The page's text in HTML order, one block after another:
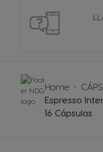
Home
Espresso
16 Cápsulas